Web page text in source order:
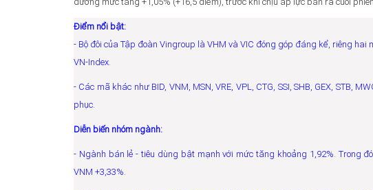
Điểm nổi bật:
- Bộ đôi của Tập đoàn Vingroup là VHM và VIC đóng góp đáng kể, riêng
VN-Index.
- Các mã khác như BID, VNM, MSN, VRE, VPL, CTG, SSI, SHB, GEX, STB,
phục.
Diễn biến nhóm ngành:
- Ngành bán lẻ - tiêu dùng bật mạnh với mức tăng khoảng 1,92%. Trong đó,
VNM +3,33%.